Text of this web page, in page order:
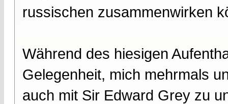
russischen zusammenwirken
Während des hiesigen
Gelegenheit, mich mehrmals
auch mit Sir Edward Grey zu